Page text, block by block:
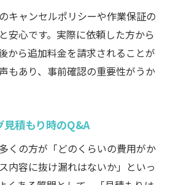
キャンセルポリシーや作業保証の
安心です。実際に依頼した方から
から追加料金を請求されることが
もあり、事前確認の重要性がうか
見積もり時のQ&A
くの方が「どのくらいの費用がか
内容に抜け漏れはないか」といっ